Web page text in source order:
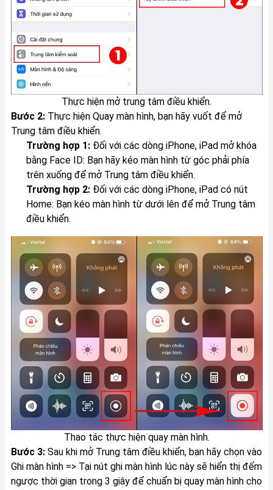
Thực hiện mở trung tâm điều khiển.
Bước 2:Thực hiện Quay màn hình, bạn hãy vuốt để mở
Trung tâm điều khiển.
Trường hợp 1: Đối với các dòng iPhone, iPadmở khóa
bằng Face ID: Bạn hãy kéo màn hình từ góc phải phía
trên xuống để mở Trung tâm điều khiển.
Trường hợp 2:Đối với các dòng iPhone, iPad có nút
Home: Bạn kéo màn hình từ dưới lên để mở Trung tâm
điều khiển.
Thao tác thực hiện quay màn hình.
Bước 3: Sau khi mở Trung tâm điều khiển, bạn hãy chọn vào
Ghi màn hình => Tại nút ghi màn hình lúc này sẽ hiển thị đếm
ngược thời gian trong 3 giây để chuẩn bị quay màn hình cho